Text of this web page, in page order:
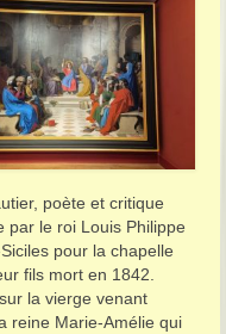
poète et critique
par le roi Louis Philippe
pour la chapelle
fils mort en 1842.
la vierge venant
reine Marie-Amélie qui